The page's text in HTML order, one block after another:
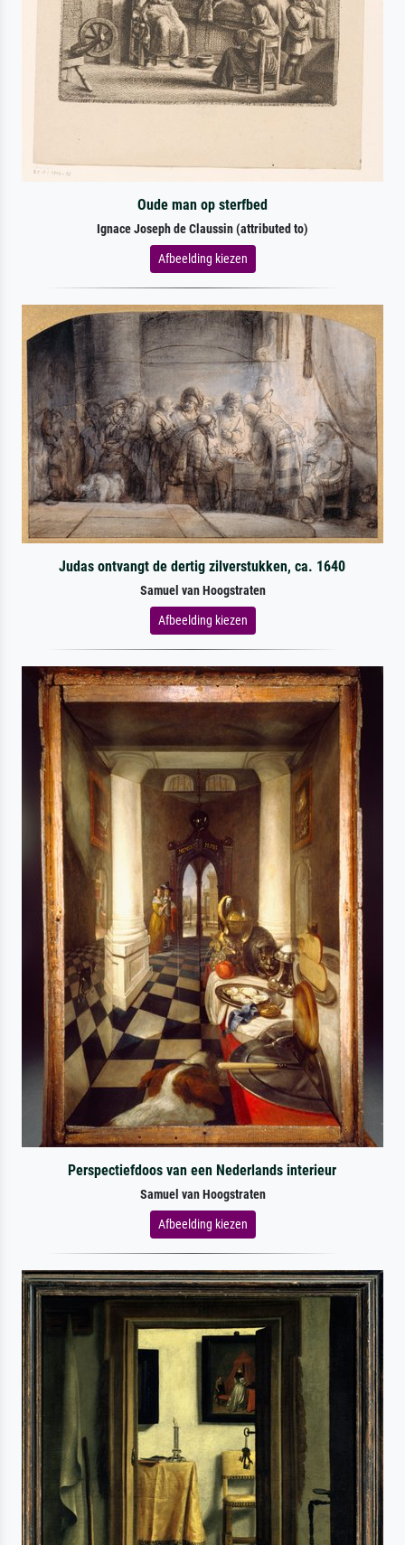
Oude man op sterfbed
Ignace Joseph de Claussin (attributed to)
Afbeelding kiezen
Judas ontvangt de dertig zilverstukken, ca. 1640
Samuel van Hoogstraten
Afbeelding kiezen
Perspectiefdoos van een Nederlands interieur
Samuel van Hoogstraten
Afbeelding kiezen